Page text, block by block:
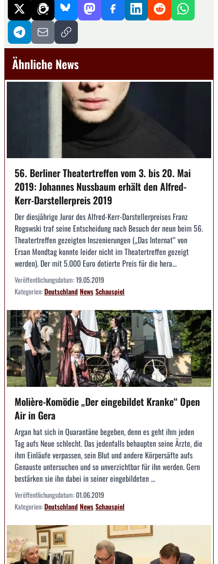
Ähnliche News
56. Berliner Theatertreffen vom 3. bis 20. Mai
2019: Johannes Nussbaum erhält den Alfred-
Kerr-Darstellerpreis 2019
Der diesjährige Juror des Alfred-Kerr-Darstellerpreises Franz
Rogowski traf seine Entscheidung nach Besuch der neun beim 56.
Theatertreffen gezeigten Inszenierungen („Das Internat“ von
Ersan Mondtag konnte leider nicht im Theatertreffen gezeigt
werden). Der mit 5.000 Euro dotierte Preis für die hera...
Veröffentlichungsdatum:19.05.2019
Kategorien:DeutschlandNewsSchauspiel
Molière-Komödie „Der eingebildet Kranke“ Open
Air in Gera
Argan hat sich in Quarantäne begeben, denn es geht ihm jeden
Tag aufs Neue schlecht. Das jedenfalls behaupten seine Ärzte, die
ihm Einläufe verpassen, sein Blut und andere Körpersäfte aufs
Genauste untersuchen und so unverzichtbar für ihn werden. Gern
bestärken sie ihn dabei in seiner eingebildeten ...
Veröffentlichungsdatum:01.06.2019
Kategorien:DeutschlandNewsSchauspiel